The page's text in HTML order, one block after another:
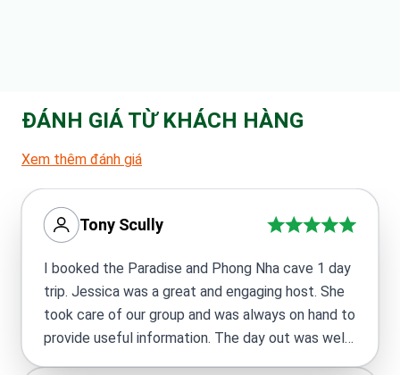
ĐÁNH GIÁ TỪ KHÁCH HÀNG
Xem thêm đánh giá
Tony Scully
I booked the Paradise and Phong Nha cave 1 day
trip. Jessica was a great and engaging host. She
took care of our group and was always on hand to
provide useful information. The day out was well